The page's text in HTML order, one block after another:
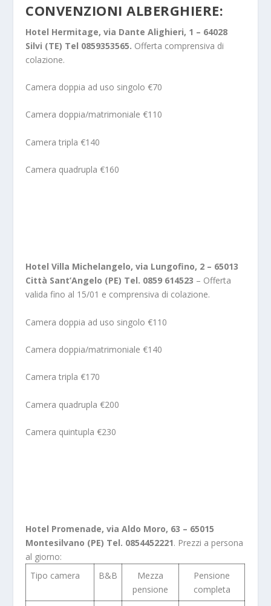
CONVENZIONI ALBERGHIERE:
Hotel Hermitage, via Dante Alighieri, 1 – 64028
Silvi (TE) Tel 0859353565. Offerta comprensiva di
colazione.
Camera doppia ad uso singolo €70
Camera doppia/matrimoniale €110
Camera tripla €140
Camera quadrupla €160
Hotel Villa Michelangelo, via Lungofino, 2 – 65013
Città Sant’Angelo (PE) Tel. 0859 614523 – Offerta
valida fino al 15/01 e comprensiva di colazione.
Camera doppia ad uso singolo €110
Camera doppia/matrimoniale €140
Camera tripla €170
Camera quadrupla €200
Camera quintupla €230
Hotel Promenade, via Aldo Moro, 63 – 65015
Montesilvano (PE) Tel. 0854452221. Prezzi a persona
al giorno:
Tipo camera
B&B
Mezza
pensione
Pensione
completa